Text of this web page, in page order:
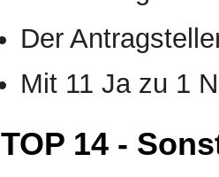
Der
Mit 11 Ja zu 1
TOP 14 -